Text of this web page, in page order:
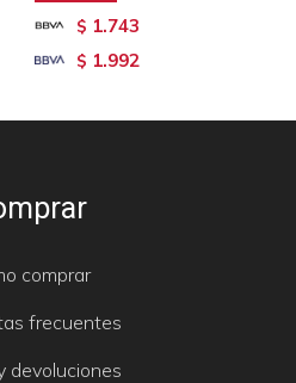
$ 1.743
$ 1.992
comprar
frecuentes
devoluciones